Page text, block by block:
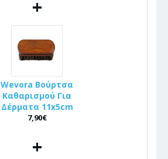
+
Wevora Βούρτσα
Καθαρισμού Για
Δέρματα 11x5cm
7,90€
+